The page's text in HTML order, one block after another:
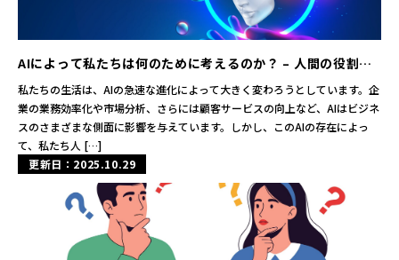
AIによって私たちは何のために考えるのか？ – 人間の役割と
未来のビジネス
私たちの生活は、AIの急速な進化によって大きく変わろうとしています。企
業の業務効率化や市場分析、さらには顧客サービスの向上など、AIはビジネ
スのさまざまな側面に影響を与えています。しかし、このAIの存在によっ
て、私たち人 […]
更新日：2025.10.29